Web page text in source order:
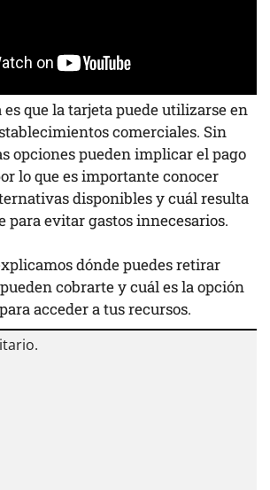
que la tarjeta puede utilizarse en
comerciales. Sin
opciones pueden implicar el pago
lo que es importante conocer
disponibles y cuál resulta
para evitar gastos innecesarios.
dónde puedes retirar
cobrarte y cuál es la opción
acceder a tus recursos.